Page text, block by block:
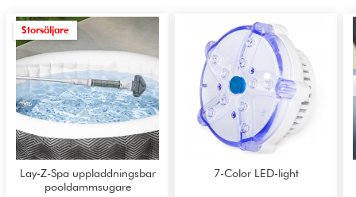
Storsäljare
Lay-Z-Spa uppladdningsbar
pooldammsugare
7-Color LED-light